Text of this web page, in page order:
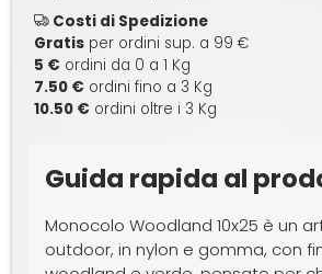
Costi di Spedizione
Gratis per ordini sup. a 99 €
5 € ordini da 0 a 1 Kg
7.50 € ordini fino a 3 Kg
10.50 € ordini oltre i 3 Kg
Guida rapida al
Monocolo Woodland 10x25 è un
outdoor, in nylon e gomma, con